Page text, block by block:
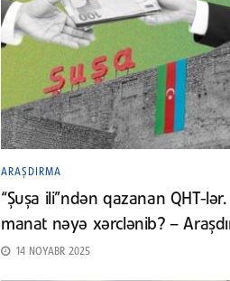
ARAŞDIRMA
“Şuşa ili”ndən qazanan QHT-
manat nəyə xərclənib? –
14 NOYABR 2025